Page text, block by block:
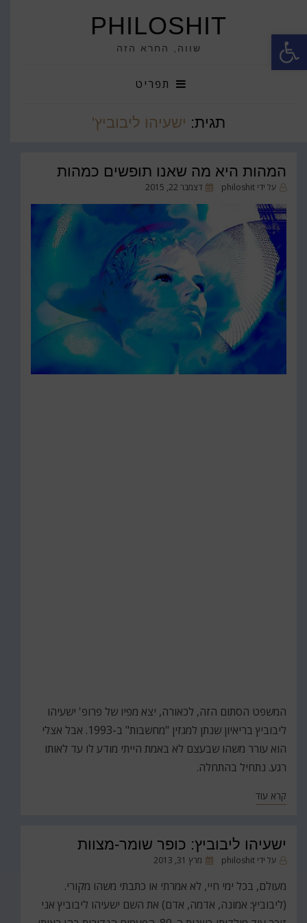
פתח סרגל נגישות PHILOSHIT
שווה, החרא הזה
תפריט
תגית: ישעיהו ליבוביץ'
המהות היא מה שאנו תופשים כמהות
על ידי philoshit
פורסםדצמבר 22, 2015
המשפט הסתום הזה, לכאורה, יצא מפיו של פרופ' ישעיהו
ליבוביץ בריאיון שנתן למגזין "מחשבות" ב-1993. אבל אצלי
הוא עורר משהו שבעצם לא באמת הייתי מודע לו עד לאותו
רגע. נתחיל בהתחלה.
קרא עוד
ישעיהו ליבוביץ: כופר שומר-מצוות
על ידי philoshit
פורסם
מרץ 31, 2013
מעולם, בכל ימי חיי, לא אמרתי או כתבתי משהו מקורי.
(ליבוביץ: אמונה, אדמה, אדם) את השם ישעיהו ליבוביץ אני